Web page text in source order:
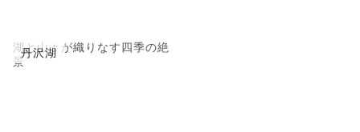
丹沢湖
湖と山々が織りなす四季の絶
景